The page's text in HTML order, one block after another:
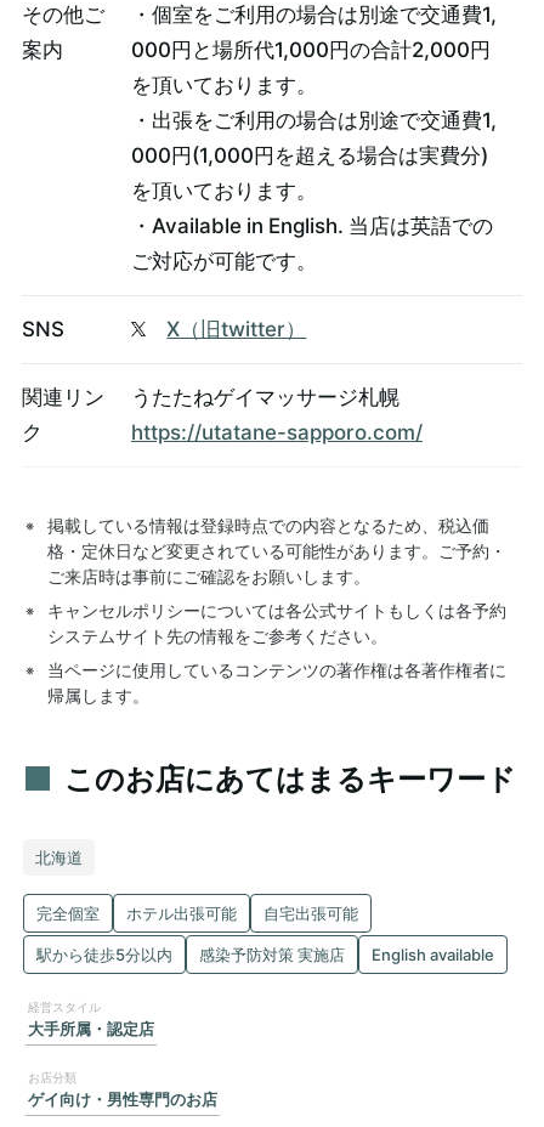
その他ご
案内
・個室をご利用の場合は別途で交通費1,
000円と場所代1,000円の合計2,000円
を頂いております。
・出張をご利用の場合は別途で交通費1,
000円(1,000円を超える場合は実費分)
を頂いております。
・Available in English. 当店は英語での
ご対応が可能です。
SNS X（旧twitter）
関連リン
ク
うたたねゲイマッサージ札幌
https://utatane-sapporo.com/
掲載している情報は登録時点での内容となるため、税込価
格・定休日など変更されている可能性があります。ご予約・
ご来店時は事前にご確認をお願いします。
キャンセルポリシーについては各公式サイトもしくは各予約
システムサイト先の情報をご参考ください。
当ページに使用しているコンテンツの著作権は各著作権者に
帰属します。
このお店にあてはまるキーワード
北海道
完全個室 ホテル出張可能 自宅出張可能
駅から徒歩5分以内 感染予防対策 実施店 English available
大手所属・認定店
ゲイ向け・男性専門のお店